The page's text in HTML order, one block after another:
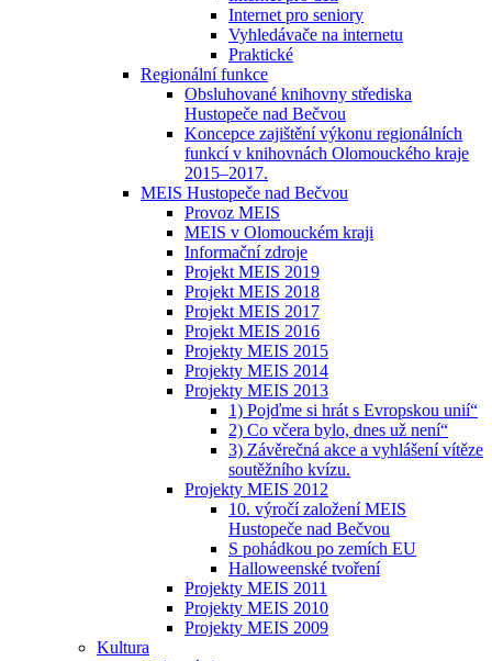
Internet pro seniory
Vyhledávače na internetu
Praktické
Regionální funkce
Obsluhované knihovny střediska
Hustopeče nad Bečvou
Koncepce zajištění výkonu regionálních
funkcí v knihovnách Olomouckého kraje
2015–2017.
MEIS Hustopeče nad Bečvou
Provoz MEIS
MEIS v Olomouckém kraji
Informační zdroje
Projekt MEIS 2019
Projekt MEIS 2018
Projekt MEIS 2017
Projekt MEIS 2016
Projekty MEIS 2015
Projekty MEIS 2014
Projekty MEIS 2013
1) Pojďme si hrát s Evropskou unií“
2) Co včera bylo, dnes už není“
3) Závěrečná akce a vyhlášení vítěze
soutěžního kvízu.
Projekty MEIS 2012
10. výročí založení MEIS
Hustopeče nad Bečvou
S pohádkou po zemích EU
Halloweenské tvoření
Projekty MEIS 2011
Projekty MEIS 2010
Projekty MEIS 2009
Kultura